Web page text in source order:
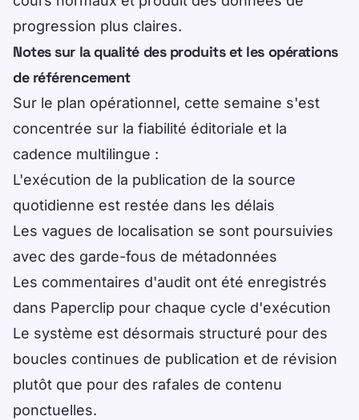
progression plus claires.
Notes sur la qualité des produits et les opérations
de référencement
Sur le plan opérationnel, cette semaine s'est
concentrée sur la fiabilité éditoriale et la
cadence multilingue :
L'exécution de la publication de la source
quotidienne est restée dans les délais
Les vagues de localisation se sont poursuivies
avec des garde-fous de métadonnées
Les commentaires d'audit ont été enregistrés
dans Paperclip pour chaque cycle d'exécution
Le système est désormais structuré pour des
boucles continues de publication et de révision
plutôt que pour des rafales de contenu
ponctuelles.